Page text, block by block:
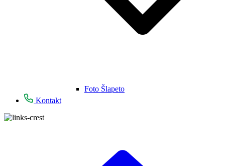
Foto Šlapeto
Kontakt